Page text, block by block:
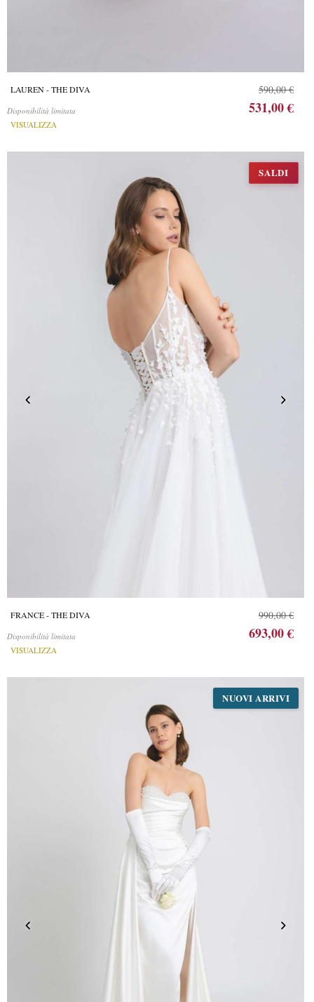
LAUREN - THE DIVA
Disponibilità limitata
VISUALIZZA
590,00 €
531,00 €
SALDI
FRANCE - THE DIVA
Disponibilità limitata
VISUALIZZA
990,00 €
693,00 €
NUOVI ARRIVI